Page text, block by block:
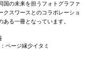
国の未来を担うフォトグラファ
クスワースとのコラボレーショ
る一冊となっています。
ページ縁少イタミ